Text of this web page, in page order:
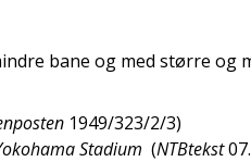
bane og med større og
1949/323/2/3)
Stadium (NTBtekst